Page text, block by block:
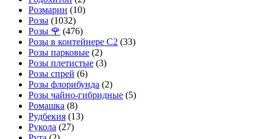
Розмарин (10)
Розы (1032)
Розы 🌹 (476)
Розы в контейнере С2 (33)
Розы парковые (2)
Розы плетистые (3)
Розы спрей (6)
Розы флорибунда (2)
Розы чайно-гибридные (5)
Ромашка (8)
Рудбекия (13)
Рукола (27)